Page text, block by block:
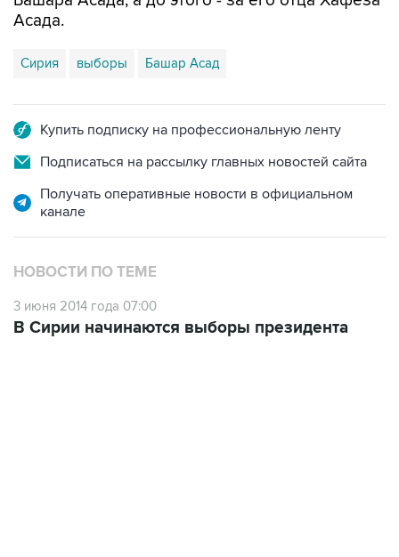
Асада.
Сирия выборы Башар Асад
Купить подписку на профессиональную ленту
Подписаться на рассылку главных новостей сайта
Получать оперативные новости в официальном
канале
НОВОСТИ ПО ТЕМЕ
3 июня 2014 года 07:00
В Сирии начинаются выборы президента